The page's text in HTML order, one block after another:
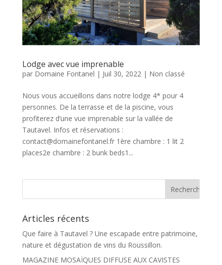
Lodge avec vue imprenable
par Domaine Fontanel | Juil 30, 2022| Non classé
Nous vous accueillons dans notre lodge 4* pour 4
personnes. De la terrasse et de la piscine, vous
profiterez d’une vue imprenable sur la vallée de
Tautavel. Infos et réservations :
contact@domainefontanel.fr 1ère chambre : 1 lit 2
places2e chambre : 2 bunk beds1...
Articles récents
Que faire à Tautavel ? Une escapade entre patrimoine,
nature et dégustation de vins du Roussillon.
MAGAZINE MOSAÏQUES DIFFUSE AUX CAVISTES